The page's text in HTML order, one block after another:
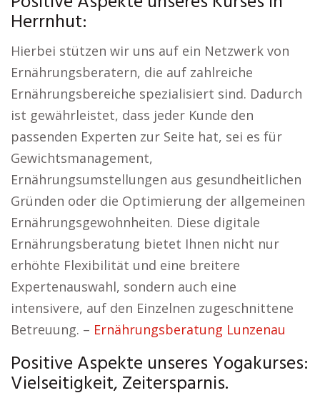
Herrnhut:
Hierbei stützen wir uns auf ein Netzwerk von
Ernährungsberatern, die auf zahlreiche
Ernährungsbereiche spezialisiert sind. Dadurch
ist gewährleistet, dass jeder Kunde den
passenden Experten zur Seite hat, sei es für
Gewichtsmanagement,
Ernährungsumstellungen aus gesundheitlichen
Gründen oder die Optimierung der allgemeinen
Ernährungsgewohnheiten. Diese digitale
Ernährungsberatung bietet Ihnen nicht nur
erhöhte Flexibilität und eine breitere
Expertenauswahl, sondern auch eine
intensivere, auf den Einzelnen zugeschnittene
Betreuung. – Ernährungsberatung Lunzenau
Positive Aspekte unseres Yogakurses:
Vielseitigkeit, Zeitersparnis.